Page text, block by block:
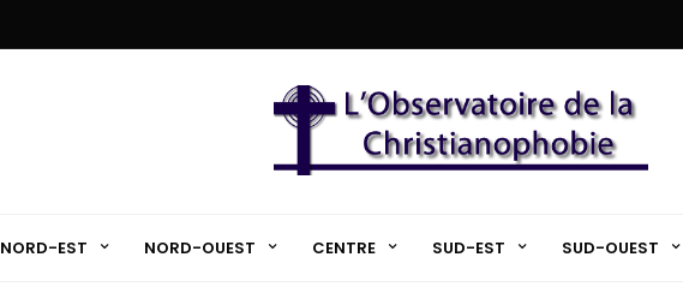
NORD-EST NORD-OUEST CENTRE SUD-EST SUD-OUEST